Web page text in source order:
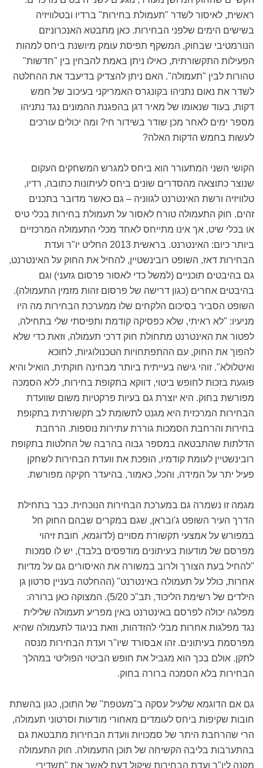
ראשית, לאיסור לשדר "תעמולת בחירות" ברדיו ובטלוויזיה
בשישים הימים שלפני הבחירות. כאן מתבטא האנכרוניזם
הנורמטיבי שבחוק, המשקף תפיסת עומק מיושנת ביחס למהות
הפעילות התקשורתית, כאילו ניתן באמת להבחין בין "חדשות"
טהורות לבין "תעמולה". האם ניתן להצדיק בדיעבד את ההחלטה
לשדר את נאום נתניהו בקונגרס האמריקני בעיכוב של חמש
דקות, בעוד שנאומו של מאיר דגן בהפגנת ההמונים נגד נתניהו
מספר ימים לאחר מכן שודר בשידור חי? ומה יכולים עורכים
לעשות בחמש הדקות האלה?
הקושי השני המתעורר הוא ביחס למגרש המשחקים העקום
שנוצר כתוצאה מהסדרים שונים ביחס לעיתונות כתובה, רדיו,
טלוויזיה ורשת האינטרנט לגווניה – גם כאשר מדובר בתכנים
זהים. חוק התעמולה טורח לאסור על תעמולת בחירות בכלי טיס
או בכלי שיט, אך אינו מתייחס לאחד מכלי התעמולה המרכזיים
ביותר כיום: האינטרנט. בראשית 2013 החליט יו"ר ועדת
הבחירות דאז, השופט רובינשטיין, להחיל את החוק על האינטרנט,
גם בהיבטים תוכניים (למשל כדי לאסור פרסום גזעני) וגם
בהיבטים אחרים (כגון דרישה של פרסום זהות מזמין התעמולה).
השופט הסביר בסיכום הלקחים שלו ממערכת הבחירות מה היו
מניעיו: "לא ראיתי, שלא כפסיקה קודמת ותפיסתי שלי בתחילה,
לפטור את האינטרנט מתחולת חוק דרכי תעמולה, וזאת כדי שלא
להפוך את החוק, עם ההתפתחויות הטכנולוגיות, לחוכא
ואיטלולא". זוהי גישה בעייתית ביותר מבחינה חוקתית, הואיל והיא
פוגעת בזכות לחופש ביטוי, דווקא בתקופת בחירות, ללא הסמכה
מפורשת בחוק. היא יוצרת גם בעיות פרקטיות משום שוועדת
הבחירות המרכזית היא מגנט לתשומת לב תקשורתית בתקופת
בחירות והרחבת הסמכות גוררת עתירות נוספות. הרחבת
הדלתות שהתבטאה במספר גבוה בהרבה של החלטות בתקופת
רובינשטיין לעומת קודמיו, הופכת את וועדת הבחירות לשחקן
פעיל יתר על המידה, והכל, כאמור, בהיעדר חקיקה מפורשת.
מגמה זו נשמרה גם במערכת הבחירות הנוכחית. כבר בתחילת
הדרך העיר השופט ג'ובראן, שגם במקרים שבהם החוק חל
במפורש על אמצעי תקשורת מסויים (לדוגמא, חובת זיהוי
מפרסם של מודעות בעיתונים מודפסים בלבד), יש לו סמכות
"להחיל בעת הצורך ולרוב במשורה את האיסורים גם על מדיות
אחרות, כולל על תעמולה באינטרנט" (ההחלטה בעניין סרטון גן
הילדים של רשימת הליכוד, תב"כ 5/20). המצוקה כאן ברורה:
מפלגה יכולה לפרסם באינטרנט באין מפריע תעמולה שלילית
נגד מפלגות אחרות מבלי להזדהות, וזאת בניגוד לתעמולה שהיא
מפרסמת בעיתונים. זהו אבסורד שיו"ר ועדת הבחירות מנסה
לתקן. אולם בכך הוא מגביל את חופש הביטוי הפוליטי במהלך
הבחירות בלא הסמכה ברורה בחוק.
גם אם הדוגמא שלעיל עסקה ב"מעטפת" של התוכן, כגון בהשתת
חובות שקיפות ביחס לעומדים מאחורי מודעות וסרטוני תעמולה,
הרי שהרחבת היתר של סמכויות וועדת הבחירות מתבטאת גם
בהתערבות בליבה הקשיחה של תוכן התעמולה. חוק התעמולה
מקנה ליו"ר ועדת הבחירות שיקול דעת לאשר את "תשדירי